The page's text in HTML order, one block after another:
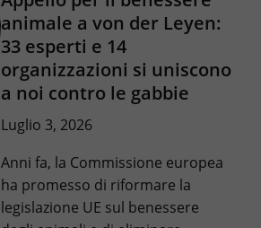
animale a von der Leyen:
33 esperti e 14
organizzazioni si uniscono
a noi contro le gabbie
Luglio 3, 2026
Anni fa, la Commissione europea
ha promesso di riformare la
legislazione UE sul benessere